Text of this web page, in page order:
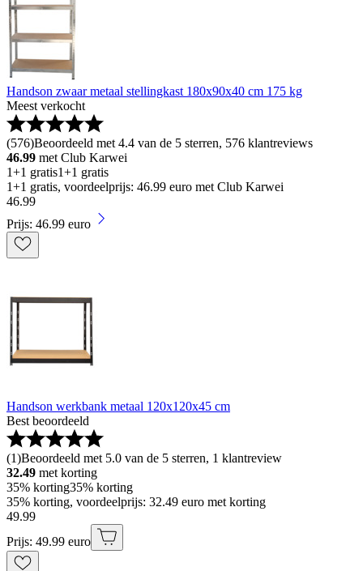
Handson zwaar metaal stellingkast 180x90x40 cm 175 kg
Meest verkocht
(576)Beoordeeld met 4.4 van de 5 sterren, 576 klantreviews
46.99 met Club Karwei
1+1 gratis1+1 gratis
1+1 gratis, voordeelprijs: 46.99 euro met Club Karwei
46.99
Prijs: 46.99 euro
Handson werkbank metaal 120x120x45 cm
Best beoordeeld
(1)Beoordeeld met 5.0 van de 5 sterren, 1 klantreview
32.49 met korting
35% korting35% korting
35% korting, voordeelprijs: 32.49 euro met korting
49.99
Prijs: 49.99 euro